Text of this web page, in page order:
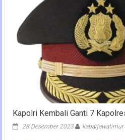
Kapolri Kembali Ganti 7
28 Desember 2023 kabarjawatimur